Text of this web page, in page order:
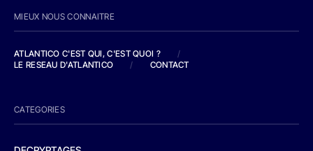
MIEUX NOUS CONNAITRE
ATLANTICO C'EST QUI, C'EST QUOI ?
/
LE RESEAU D'ATLANTICO
/ CONTACT
CATEGORIES